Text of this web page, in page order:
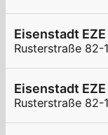
Eisenstadt
Rusterstraße 82-
Eisenstadt EZE
Rusterstraße 82-